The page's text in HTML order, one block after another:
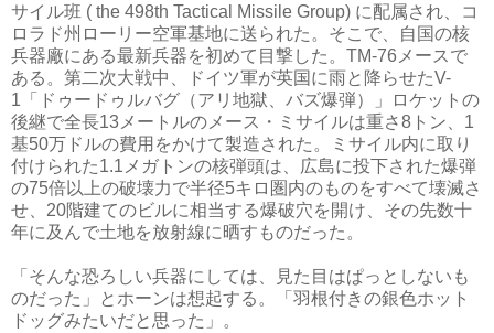
サイル班 ( the 498th Tactical Missile Group) に配属され、コ
ロラド州ローリー空軍基地に送られた。そこで、自国の核
兵器廠にある最新兵器を初めて目撃した。TM-76メースで
ある。第二次大戦中、ドイツ軍が英国に雨と降らせたV-
1「ドゥードゥルバグ（アリ地獄、バズ爆弾）」ロケットの
後継で全長13メートルのメース・ミサイルは重さ8トン、1
基50万ドルの費用をかけて製造された。ミサイル内に取り
付けられた1.1メガトンの核弾頭は、広島に投下された爆弾
の75倍以上の破壊力で半径5キロ圏内のものをすべて壊滅さ
せ、20階建てのビルに相当する爆破穴を開け、その先数十
年に及んで土地を放射線に晒すものだった。
「そんな恐ろしい兵器にしては、見た目はぱっとしないも
のだった」とホーンは想起する。「羽根付きの銀色ホット
ドッグみたいだと思った」。